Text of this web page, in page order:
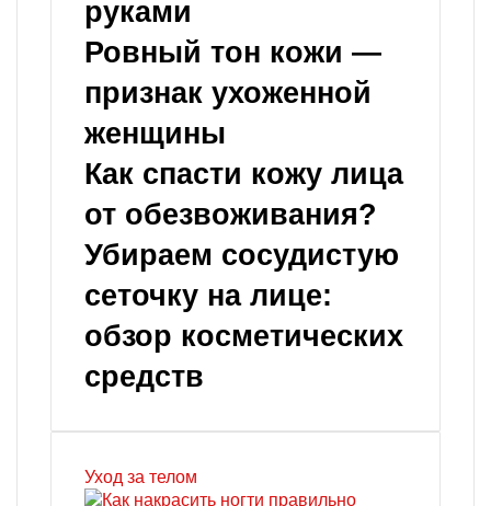
руками
Ровный тон кожи —
признак ухоженной
женщины
Как спасти кожу лица
от обезвоживания?
Убираем сосудистую
сеточку на лице:
обзор косметических
средств
Уход за телом